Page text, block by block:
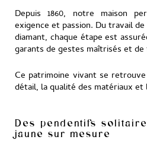
Depuis 1860, notre maison
exigence et passion. Du travail
diamant, chaque étape est
garants de gestes maîtrisés et
Ce patrimoine vivant se
détail, la qualité des matériaux et
Des pendentifs
jaune sur mesure